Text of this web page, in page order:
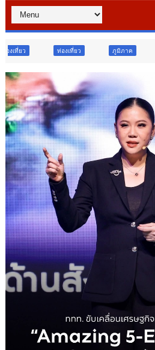
องเที่ยว ภูมิภาค สังคม